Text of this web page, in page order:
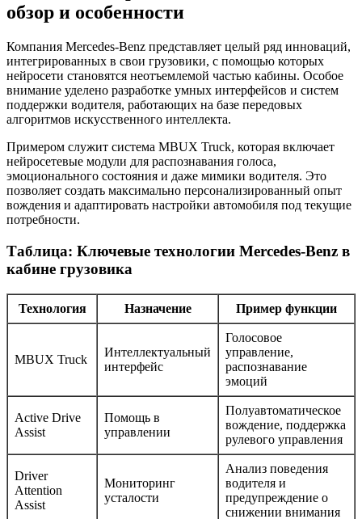
обзор и особенности
Компания Mercedes-Benz представляет целый ряд инноваций,
интегрированных в свои грузовики, с помощью которых
нейросети становятся неотъемлемой частью кабины. Особое
внимание уделено разработке умных интерфейсов и систем
поддержки водителя, работающих на базе передовых
алгоритмов искусственного интеллекта.
Примером служит система MBUX Truck, которая включает
нейросетевые модули для распознавания голоса,
эмоционального состояния и даже мимики водителя. Это
позволяет создать максимально персонализированный опыт
вождения и адаптировать настройки автомобиля под текущие
потребности.
Таблица: Ключевые технологии Mercedes-Benz в
кабине грузовика
Технология Назначение Пример функции
MBUX Truck
Интеллектуальный
интерфейс
Голосовое
управление,
распознавание
эмоций
Active Drive
Assist
Помощь в
управлении
Полуавтоматическое
вождение, поддержка
рулевого управления
Driver
Attention
Assist
Мониторинг
усталости
Анализ поведения
водителя и
предупреждение о
снижении внимания